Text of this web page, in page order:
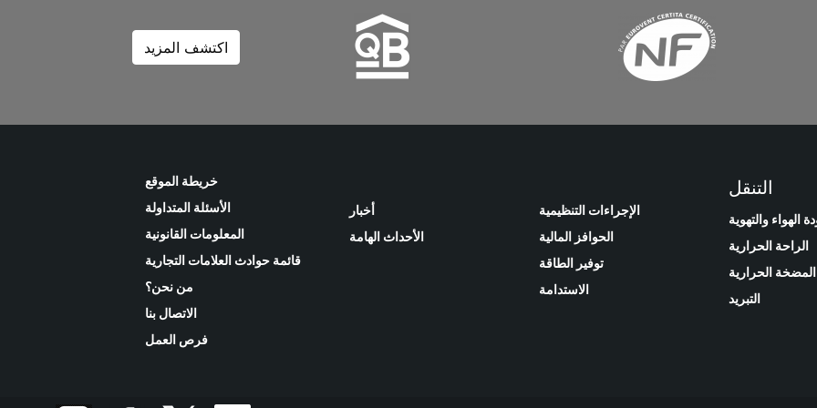
اكتشف المزيد
التنقل
الهواء والتهوية
الراحة الحرارية
المضخة الحرارية
التبريد
الإجراءات التنظيمية
الحوافز المالية
توفير الطاقة
الاستدامة
أخبار
الأحداث الهامة
خريطة الموقع
الأسئلة المتداولة
المعلومات القانونية
قائمة حوادث العلامات التجارية
من نحن؟
الاتصال بنا
فرص العمل